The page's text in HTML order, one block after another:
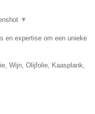
▼
en expertise om een unieke
Wijn, Olijfolie, Kaasplank,